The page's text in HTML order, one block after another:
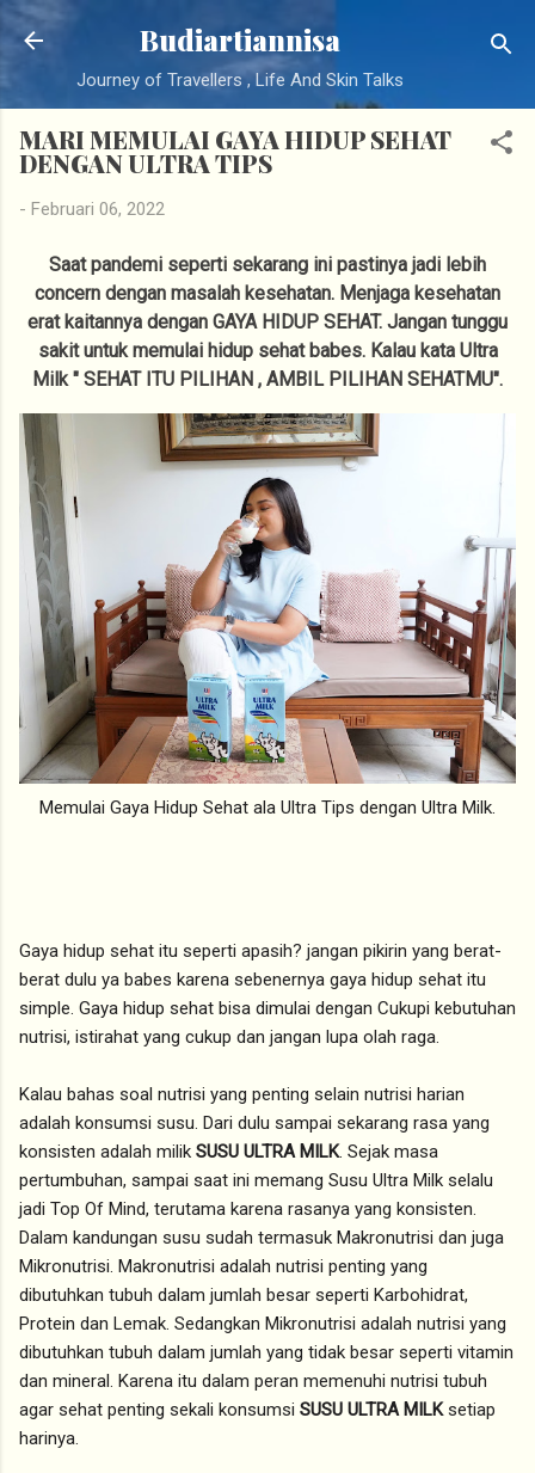
Langsung ke konten utama
Budiartiannisa
Journey of Travellers , Life And Skin Talks
MARI MEMULAI GAYA HIDUP SEHAT
DENGAN ULTRA TIPS
- Februari 06, 2022
Saat pandemi seperti sekarang ini pastinya jadi lebih
concern dengan masalah kesehatan. Menjaga kesehatan
erat kaitannya dengan GAYA HIDUP SEHAT. Jangan tunggu
sakit untuk memulai hidup sehat babes. Kalau kata Ultra
Milk " SEHAT ITU PILIHAN , AMBIL PILIHAN SEHATMU".
Memulai Gaya Hidup Sehat ala Ultra Tips dengan Ultra Milk.
Gaya hidup sehat itu seperti apasih? jangan pikirin yang berat-
berat dulu ya babes karena sebenernya gaya hidup sehat itu
simple. Gaya hidup sehat bisa dimulai dengan Cukupi kebutuhan
nutrisi, istirahat yang cukup dan jangan lupa olah raga.
Kalau bahas soal nutrisi yang penting selain nutrisi harian
adalah konsumsi susu. Dari dulu sampai sekarang rasa yang
konsisten adalah milik SUSU ULTRA MILK. Sejak masa
pertumbuhan, sampai saat ini memang Susu Ultra Milk selalu
jadi Top Of Mind, terutama karena rasanya yang konsisten.
Dalam kandungan susu sudah termasuk Makronutrisi dan juga
Mikronutrisi. Makronutrisi adalah nutrisi penting yang
dibutuhkan tubuh dalam jumlah besar seperti Karbohidrat,
Protein dan Lemak. Sedangkan Mikronutrisi adalah nutrisi yang
dibutuhkan tubuh dalam jumlah yang tidak besar seperti vitamin
dan mineral. Karena itu dalam peran memenuhi nutrisi tubuh
agar sehat penting sekali konsumsi SUSU ULTRA MILKsetiap
harinya.